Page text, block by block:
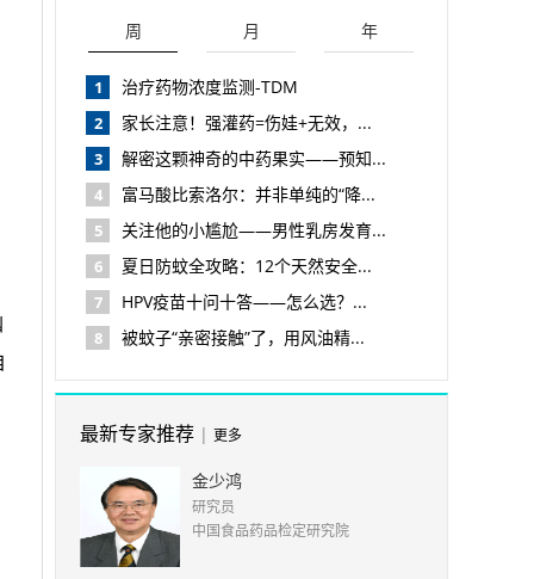
周
月 年
1 治疗药物浓度监测-TDM
2 家长注意！强灌药=伤娃+无效，...
3 解密这颗神奇的中药果实——预知...
4 富马酸比索洛尔：并非单纯的“降...
5 关注他的小尴尬——男性乳房发育...
6 夏日防蚊全攻略：12个天然安全...
7 HPV疫苗十问十答——怎么选？...
8 被蚊子“亲密接触”了，用风油精...
最新专家推荐 | 更多
金少鸿
研究员
中国食品药品检定研究院